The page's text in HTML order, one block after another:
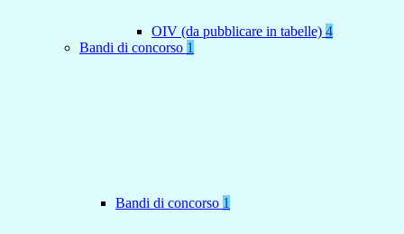
OIV (da pubblicare in tabelle) 4
Bandi di concorso 1
Bandi di concorso 1